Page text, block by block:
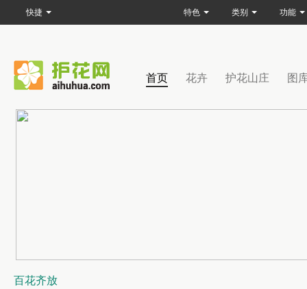
首页 花卉 护花山庄 图
百花齐放
快捷 特色 类别 功能